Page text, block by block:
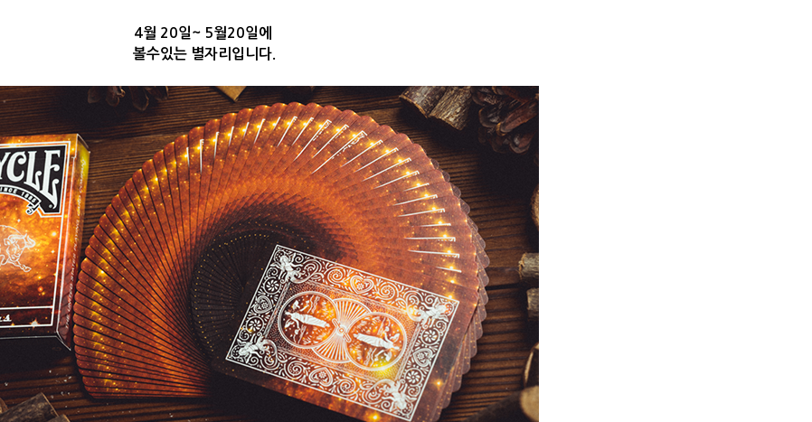
4월 20일~ 5월20일에
볼수있는 별자리입니다.